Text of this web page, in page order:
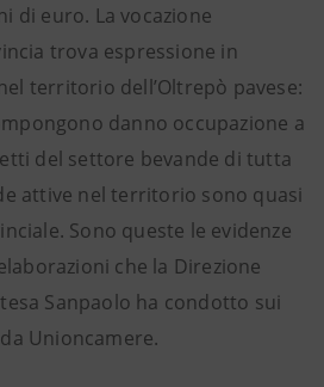
di euro. La vocazione
trova espressione in
territorio dell’Oltrepò pavese:
danno occupazione a
del settore bevande di tutta
attive nel territorio sono quasi
Sono queste le evidenze
che la Direzione
Sanpaolo ha condotto sui
Unioncamere.